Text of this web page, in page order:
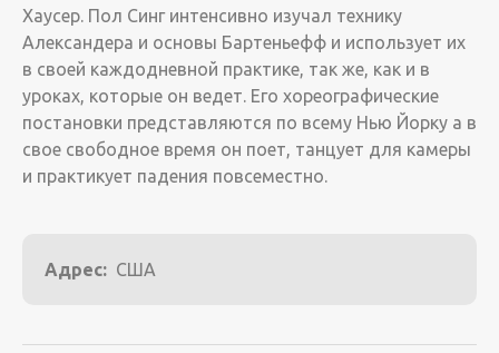
Хаусер. Пол Синг интенсивно изучал технику
Александера и основы Бартеньефф и использует их
в своей каждодневной практике, так же, как и в
уроках, которые он ведет. Его хореографические
постановки представляются по всему Нью Йорку а в
свое свободное время он поет, танцует для камеры
и практикует падения повсеместно.
Адрес: США